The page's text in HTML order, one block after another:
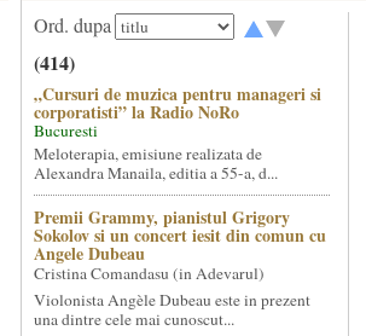
Ord. dupa
(414)
„Cursuri de muzica pentru manageri si
corporatisti” la Radio NoRo
Bucuresti
Meloterapia, emisiune realizata de
Alexandra Manaila, editia a 55-a, d...
Premii Grammy, pianistul Grigory
Sokolov si un concert iesit din comun cu
Angele Dubeau
Cristina Comandasu (in Adevarul)
Violonista Angèle Dubeau este in prezent
una dintre cele mai cunoscut...